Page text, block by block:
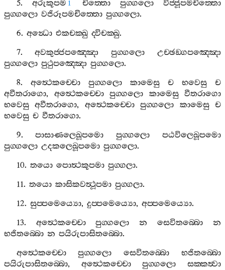
5. අරුකූපම 1 චිත‍්තො පුග‍්ගලො
විජ‍්ජූපමචිත‍්තො
පුග‍්ගලො වජිරූපමචිත‍්තො පුග‍්ගලො.
6. අන්‍ධො එකචක‍්ඛු ද‍්විචක‍්ඛු.
7.අවකුජ‍්ජපඤ‍්ඤො පුග‍්ගලො
උච‍්ඡඞ‍්ගපඤ‍්ඤො
පුග‍්ගලො පුථුපඤ‍්ඤො පුග‍්ගලො.
8. අත්‍ථෙකච‍්චො පුග‍්ගලො කාමෙසු ච භවෙසු
ච
අවීතරාගො, අත්‍ථෙකච‍්චො පුග‍්ගලො කාමෙසු
වීතරාගො
භවෙසු
අවීතරාගො, අත්‍ථෙකච‍්චො පුග‍්ගලො කාමෙසු
ච
භවෙසු ච වීතරාගො.
9.පාසාණලෙඛූපමො පුග‍්ගලො
පඨවිලෙඛූපමො
පුග‍්ගලො උදකලෙඛූපමො පුග‍්ගලො.
10. තයො පොත්‍ථකූපමා පුග‍්ගලා.
11. තයො කාසිකවත්‍ථූපමා පුග‍්ගලා.
12. සුප‍්පමෙය්‍යො, දුප‍්පමෙය්‍යො, අප‍්පමෙය්‍යො.
13. අත්‍ථෙකච‍්චො පුග‍්ගලො න සෙවිතබ‍්බො
න
භජිතබ‍්බො න පයිරුපාසිතබ‍්බො.
අත්‍ථෙකච‍්චො
පුග‍්ගලො සෙවිතබ‍්බො
භජිතබ‍්බො
පයිරුපාසිතබ‍්බො, අත්‍ථෙකච‍්චො පුග‍්ගලො
සක‍්කත්‍වා